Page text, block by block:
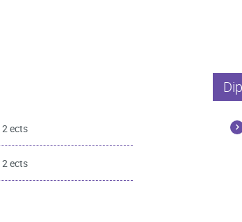
2 ects
2 ects